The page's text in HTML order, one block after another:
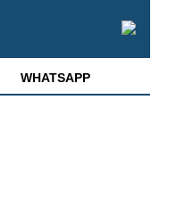
WHATSAPP